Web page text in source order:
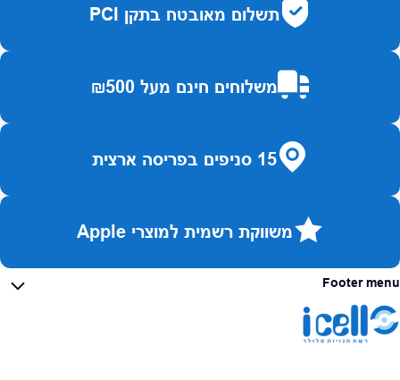
האם ניתן להחזיר מוצר?כן, בהתאם לחוק הגנת הצרכן ובאריזה המקורית
תשלום מאובטח בתקן PCI
משלוחים חינם מעל ₪500
15 סניפים בפריסה ארצית
משווקת רשמית למוצרי Apple
Footer menu